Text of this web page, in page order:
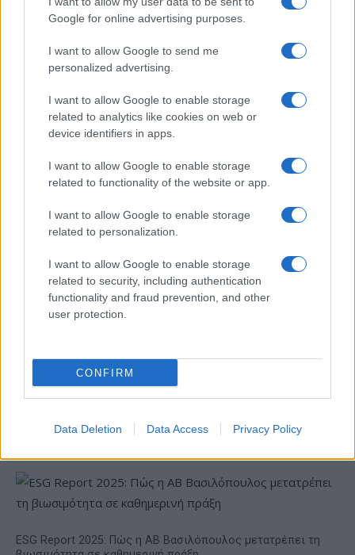
Google for online advertising purposes.
I want to allow Google to send me
personalized advertising.
I want to allow Google to enable storage
related to analytics like cookies on web or
device identifiers in apps.
I want to allow Google to enable storage
related to functionality of the website or app.
I want to allow Google to enable storage
related to personalization.
I want to allow Google to enable storage
related to security, including authentication
functionality and fraud prevention, and other
user protection.
CONFIRM
Data Deletion Data Access Privacy Policy
Viohalco: Αυξημένος κατά
εξάμηνο, στα 4,3 δισ. ευρώ
– Στα 446 εκατ. ευρώ τα
EBITDA
την Ενέργεια
Η συμφωνία Arval-Athlon αναδιαμορφώνει την αγορά leasing
VW: Η δύσκολη εξίσωση
της αναδιάρθρωσης
18η συνεχόμενη χρονιά για
Alpha Bank: Για πρώτη φορά το Αρχαίο Θέατρο Επιδαύρου
ESG Report 2025: Πώς η ΑΒ Βασιλόπουλος μετατρέπει τη